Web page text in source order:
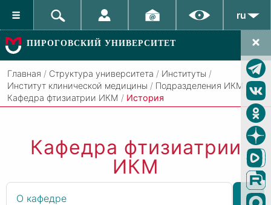
ru
ПИРОГОВСКИЙ УНИВЕРСИТЕТ
Главная / Структура университета / Институты /
Институт клинической медицины / Подразделения ИКМ /
Кафедра фтизиатрии ИКМ / История
Кафедра фтизиатрии
ИКМ
О кафедре